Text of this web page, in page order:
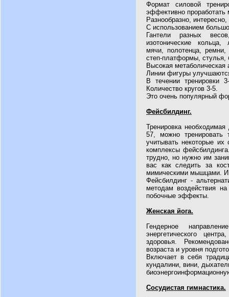
Формат силовой
эффективно
Разнообразно,
С использованием
Гантели разных
изотонические кольца,
мячи, полотенца,
степ-платформы, стулья,
Высокая
Линии фигуры
В течении тренировки
Количество кругов 3-5.
Это очень популярный
Фейсбилдинг.
Тренировка
57, можно
учитывать некоторые их
комплексы
трудно, но нужно им
вас как следить за
мимическими мышцами. И
Фейсбилдинг -
методам воздействия
побочные эффекты.
Женская йога.
Гендерное
энергетического
здоровья.
возраста и уровня
Включает в себя
кундалини, вини,
Сосудистая гимнастика.